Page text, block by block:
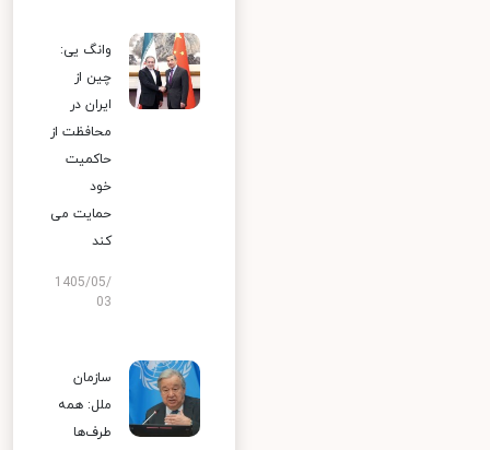
وانگ یی:
چین از
ایران در
محافظت از
حاکمیت
خود
حمایت می
کند
1405/05/
03
سازمان
ملل: همه
طرف‌ها